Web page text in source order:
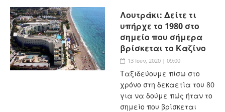
Λουτράκι: Δείτε τι
υπήρχε το 1980 στο
σημείο που σήμερα
βρίσκεται το Καζίνο
13 Ιουν, 2020 | 09:00
Ταξιδεύουμε πίσω στο
χρόνο στη δεκαετία του 80
για να δούμε πώς ήταν το
σημείο που βρίσκεται